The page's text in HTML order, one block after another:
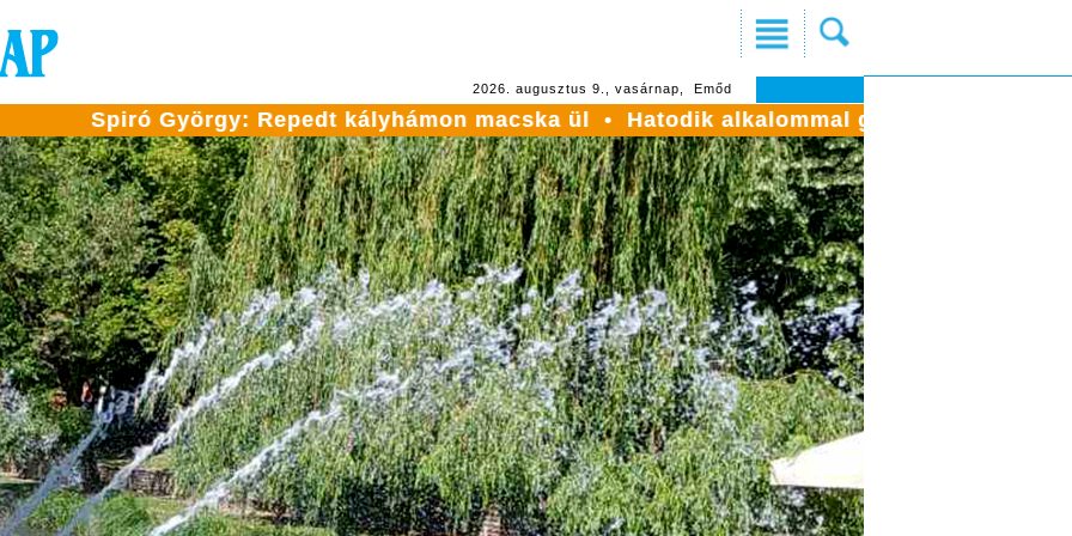
2026. augusztus 9., vasárnap, Emőd
György: Repedt kályhámon macska ül•Hatodik alkalommal gyűltek össze a máriafalvai